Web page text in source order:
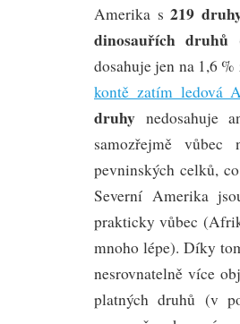
Amerika s219
dinosauřích druhů
dosahuje jen na 1,6
kontě zatím ledová
druhy nedosahuje
samozřejmě vůbec
pevninských celků,
Severní Amerika
prakticky vůbec
mnoho lépe). Díky
nesrovnatelně více
platných druhů (v